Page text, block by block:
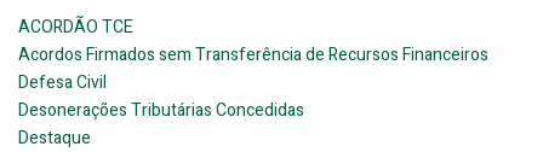
ACORDÃO TCE
Acordos Firmados sem Transferência de Recursos Financeiros
Defesa Civil
Desonerações Tributárias Concedidas
Destaque